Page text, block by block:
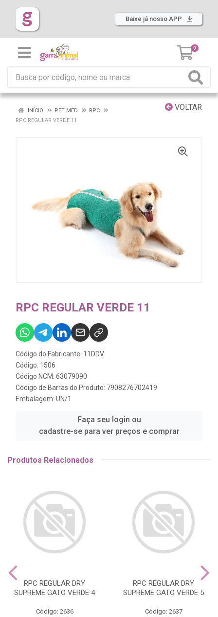
Baixe já nosso APP
0
VOLTAR
INÍCIO PET MED
RPC
RPC REGULAR VERDE 11
RPC REGULAR VERDE 11
Código do Fabricante: 11DDV
Código: 1506
Código NCM: 63079090
Código de Barras do Produto: 7908276702419
Embalagem: UN/1
Faça seu login ou
cadastre-se para ver preços e comprar
Produtos Relacionados
RPC REGULAR DRY
SUPREME GATO VERDE 4
Código: 2636
RPC REGULAR DRY
SUPREME GATO VERDE 5
Código: 2637